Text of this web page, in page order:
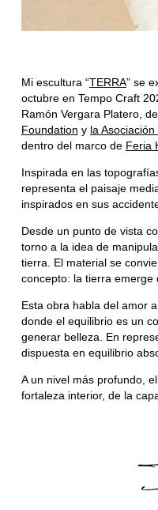
Mi escultura “TERRA” se
octubre en Tempo Craft
Ramón Vergara Platero,
Foundation y la Asociación
dentro del marco de Feria
Inspirada en las
representa el paisaje
inspirados en sus
Desde un punto de vista
torno a la idea de
tierra. El material se
concepto: la tierra emerge
Esta obra habla del amor
donde el equilibrio es un
generar belleza. En
dispuesta en equilibrio
A un nivel más profundo,
fortaleza interior, de la